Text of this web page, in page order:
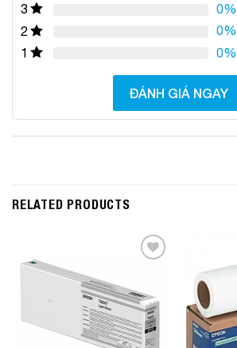
3
0%
2
0%
1
0%
ĐÁNH GIÁ NGAY
RELATED PRODUCTS